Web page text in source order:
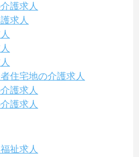
護求人
求人
住宅地の介護求人
護求人
護求人
祉求人